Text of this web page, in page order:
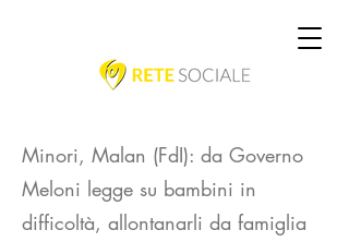
Minori, Malan (FdI): da Governo
Meloni legge su bambini in
difficoltà, allontanarli da famiglia